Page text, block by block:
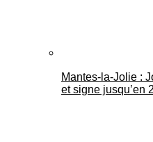
Mantes-la-Jolie :
et signe jusqu’en